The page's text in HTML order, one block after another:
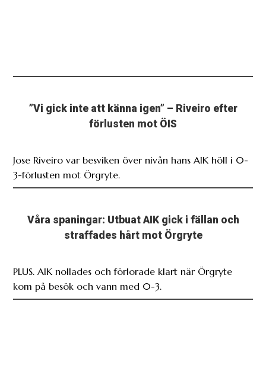
”Vi gick inte att känna igen” – Riveiro efter
förlusten mot ÖIS
Jose Riveiro var besviken över nivån hans AIK höll i 0-
3-förlusten mot Örgryte.
Våra spaningar: Utbuat AIK gick i fällan och
straffades hårt mot Örgryte
PLUS. AIK nollades och förlorade klart när Örgryte
kom på besök och vann med 0-3.